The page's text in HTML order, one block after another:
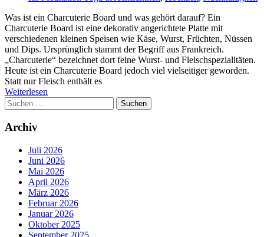
Was ist ein Charcuterie Board und was gehört darauf? Ein
Charcuterie Board ist eine dekorativ angerichtete Platte mit
verschiedenen kleinen Speisen wie Käse, Wurst, Früchten, Nüssen
und Dips. Ursprünglich stammt der Begriff aus Frankreich.
„Charcuterie“ bezeichnet dort feine Wurst- und Fleischspezialitäten.
Heute ist ein Charcuterie Board jedoch viel vielseitiger geworden.
Statt nur Fleisch enthält es
Weiterlesen
Suchen
nach:
Archiv
Juli 2026
Juni 2026
Mai 2026
April 2026
März 2026
Februar 2026
Januar 2026
Oktober 2025
September 2025